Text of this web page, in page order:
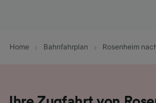
Home Bahnfahrplan Rosenheim